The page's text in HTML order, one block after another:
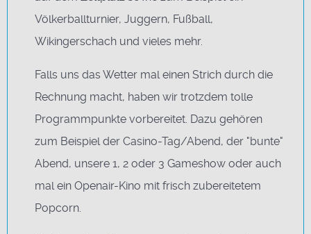
Völkerballturnier, Juggern, Fußball,
Wikingerschach und vieles mehr.
Falls uns das Wetter mal einen Strich durch die
Rechnung macht, haben wir trotzdem tolle
Programmpunkte vorbereitet. Dazu gehören
zum Beispiel der Casino-Tag/Abend, der "bunte"
Abend, unsere 1, 2 oder 3 Gameshow oder auch
mal ein Openair-Kino mit frisch zubereitetem
Popcorn.